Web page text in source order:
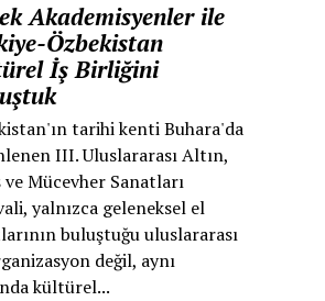
Akademisyenler ile
Özbekistan
İş Birliğini
tarihi kenti Buhara'da
III. Uluslararası Altın,
ve Mücevher Sanatları
yalnızca geleneksel el
buluştuğu uluslararası
değil, aynı
kültürel...